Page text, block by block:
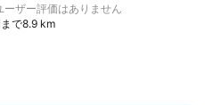
ーザー評価はありません
で8.9 km